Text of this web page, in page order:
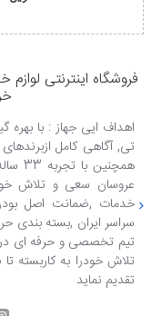
فروشگاه اینترنتی
اهداف ایی جهاز : با
تی, آگاهی کامل
عروسان سعی و تلاش خود
خدمات ,ضمانت اصل
سراسر ایران ,بسته بندی
تیم تخصصی و حرفه ای
تلاش خودرا به کاربسته
تقدیم نماید